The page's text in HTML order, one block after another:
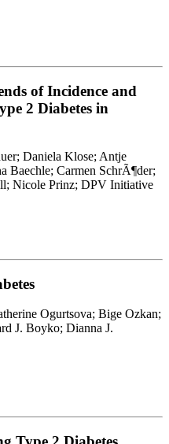
of Incidence and
2 Diabetes in
Daniela Klose; Antje
Baechle; Carmen SchrÃ¶der;
Nicole Prinz; DPV Initiative
Ogurtsova; Bige Ozkan;
J. Boyko; Dianna J.